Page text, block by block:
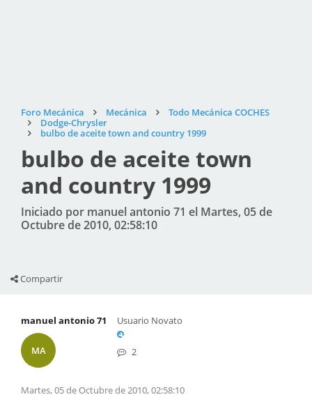
Foro Mecánica Mecánica
Todo Mecánica COCHES
Dodge-Chrysler
bulbo de aceite town and country 1999
bulbo de aceite town
and country 1999
Iniciado por manuel antonio 71 el Martes, 05 de
Octubre de 2010, 02:58:10
Compartir
manuel antonio 71
MA
Usuario Novato
2
Martes, 05 de Octubre de 2010, 02:58:10